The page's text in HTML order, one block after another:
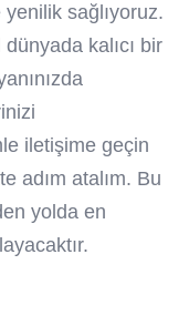
sağlıyoruz.
kalıcı bir
iletişime geçin
adım atalım. Bu
yolda en